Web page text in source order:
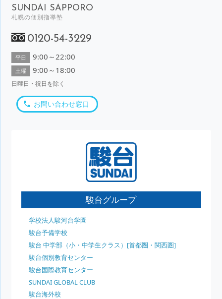
SUNDAI SAPPORO
札幌の個別指導塾
0120-54-3229
平日 9:00～22:00
土曜 9:00～18:00
日曜日・祝日を除く
お問い合わせ窓口
駿台グループ
学校法人駿河台学園
駿台予備学校
駿台 中学部（小・中学生クラス）[首都圏・関西圏]
駿台個別教育センター
駿台国際教育センター
SUNDAI GLOBAL CLUB
駿台海外校